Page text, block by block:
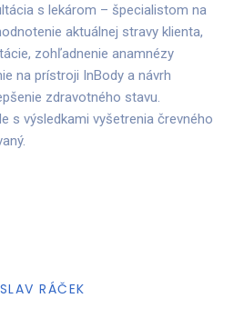
s lekárom – špecialistom na
aktuálnej stravy klienta,
zohľadnenie anamnézy
na prístroji InBody a návrh
zdravotného stavu.
s výsledkami vyšetrenia črevného
RÁČEK